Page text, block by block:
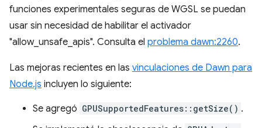
funciones experimentales seguras de WGSL se puedan
usar sin necesidad de habilitar el activador
"allow_unsafe_apis". Consulta el problema dawn:2260.
Las mejoras recientes en las vinculaciones de Dawn para
Node.js incluyen lo siguiente:
Se agregó GPUSupportedFeatures::getSize() .